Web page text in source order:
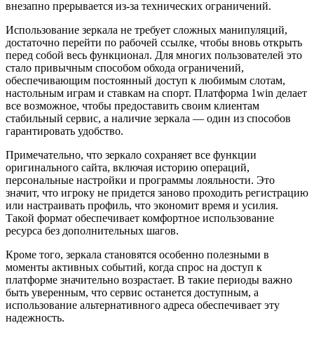
внезапно прерывается из-за технических ограничений.
Использование зеркала не требует сложных манипуляций,
достаточно перейти по рабочей ссылке, чтобы вновь открыть
перед собой весь функционал. Для многих пользователей это
стало привычным способом обхода ограничений,
обеспечивающим постоянный доступ к любимым слотам,
настольным играм и ставкам на спорт. Платформа 1win делает
все возможное, чтобы предоставить своим клиентам
стабильный сервис, а наличие зеркала — один из способов
гарантировать удобство.
Примечательно, что зеркало сохраняет все функции
оригинального сайта, включая историю операций,
персональные настройки и программы лояльности. Это
значит, что игроку не придется заново проходить регистрацию
или настраивать профиль, что экономит время и усилия.
Такой формат обеспечивает комфортное использование
ресурса без дополнительных шагов.
Кроме того, зеркала становятся особенно полезными в
моменты активных событий, когда спрос на доступ к
платформе значительно возрастает. В такие периоды важно
быть уверенным, что сервис останется доступным, а
использование альтернативного адреса обеспечивает эту
надежность.